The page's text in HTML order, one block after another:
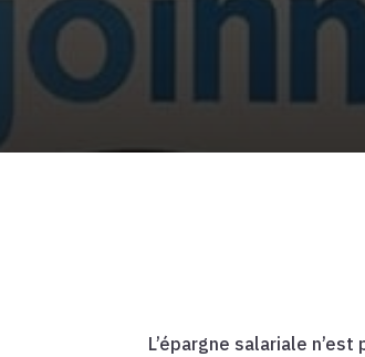
L’épargne salariale